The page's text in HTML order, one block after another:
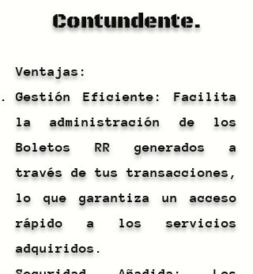
Contundente.
Ventajas:
Gestión Eficiente: Facilita
la administración de los
Boletos RR generados a
través de tus transacciones,
lo que garantiza un acceso
rápido a los servicios
adquiridos.